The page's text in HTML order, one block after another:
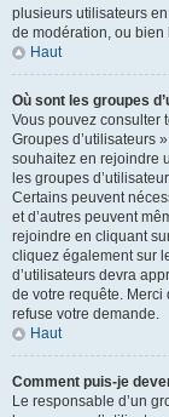
plusieurs utilisateurs
de modération, ou
Haut
Où sont les groupes
Vous pouvez consulter
Groupes d’utilisateurs
souhaitez en rejoindre
les groupes
Certains peuvent
et d’autres peuvent
rejoindre en cliquant
cliquez également sur
d’utilisateurs devra
de votre requête. Merci
refuse votre demande.
Haut
Comment puis-je
Le responsable d’un